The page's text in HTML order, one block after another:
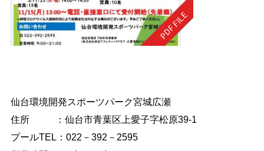
仙台環境開発スポーツパーク宮城広瀬
住所 ：仙台市青葉区上愛子字松原39-1
プールTEL：022－392－2595